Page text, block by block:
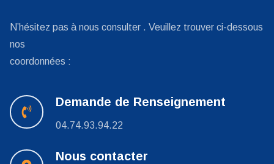
N’hésitez pas à nous consulter . Veuillez trouver ci-dessous
nos
coordonnées :
Demande de Renseignement
04.74.93.94.22
Nous contacter